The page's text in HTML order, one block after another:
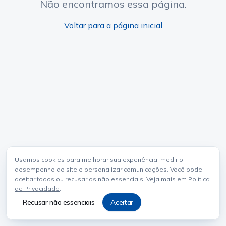
Usamos cookies para melhorar sua experiência, medir o
desempenho do site e personalizar comunicações. Você pode
aceitar todos ou recusar os não essenciais. Veja mais em Política
de Privacidade.
Recusar não essenciais Aceitar
Não encontramos essa página.
Voltar para a página inicial